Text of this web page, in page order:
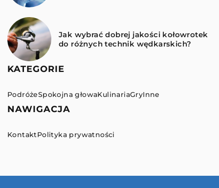
Jak wybrać dobrej jakości kołowrotek
do różnych technik wędkarskich?
KATEGORIE
PodróżeSpokojna głowaKulinariaGryInne
NAWIGACJA
KontaktPolityka prywatności